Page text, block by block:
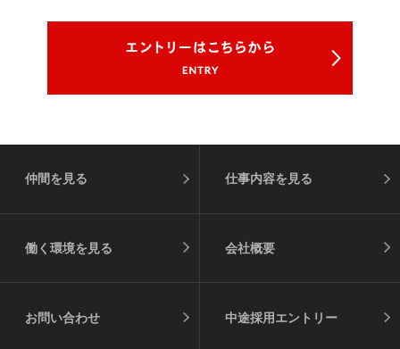
仲間を見る 仕事内容を見る
働く環境を見る 会社概要
お問い合わせ 中途採用エントリー